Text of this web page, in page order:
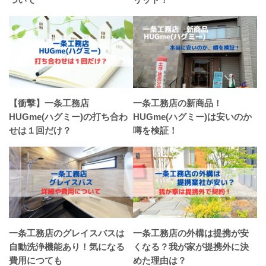
【衝撃】一条工務店
HUGme(ハグミー)の打ち合わ
せは１回だけ？
一条工務店の新商品！
HUGme(ハグミー)は安いのか
噂を検証！
一条工務店のグレイスバスは
自動洗浄機能あり！気になる
費用につても
一条工務店の外構は提携が安
くなる？我が家が提携外に決
めた理由は？